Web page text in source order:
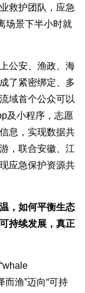
救护团队，应急
场景下半小时就
公安、渔政、海
了紧密绑定、多
域首个公众可以
及小程序，志愿
息，实现数据共
，联合安徽、江
应急保护资源共
，如何平衡生态
持续发展，真正
而渔”迈向“可持